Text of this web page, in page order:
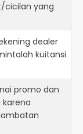
cicilan yang
dealer
kuitansi
promo dan